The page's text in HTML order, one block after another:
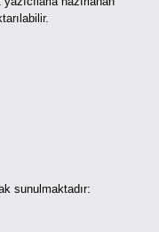
sunulmaktadır: